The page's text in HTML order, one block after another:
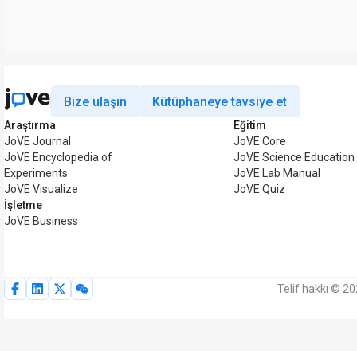
Bize ulaşın Kütüphaneye tavsiye et
Araştırma
JoVE Journal
JoVE Encyclopedia of
Experiments
JoVE Visualize
İşletme
JoVE Business
Eğitim
JoVE Core
JoVE Science Education
JoVE Lab Manual
JoVE Quiz
Telif hakkı ©